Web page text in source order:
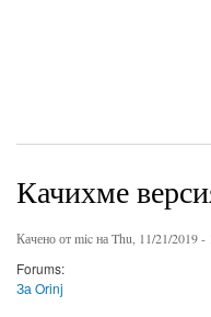
Качихме
Качено отmicна Thu, 11/21/2019 -
Forums:
За Orinj